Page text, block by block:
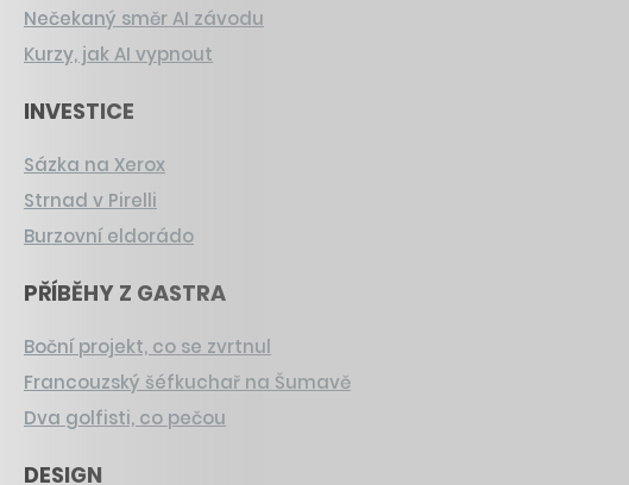
Nečekaný směr AI závodu
Kurzy, jak AI vypnout
INVESTICE
Sázka na Xerox
Strnad v Pirelli
Burzovní eldorádo
PŘÍBĚHY Z GASTRA
Boční projekt, co se zvrtnul
Francouzský šéfkuchař na Šumavě
Dva golfisti, co pečou
DESIGN